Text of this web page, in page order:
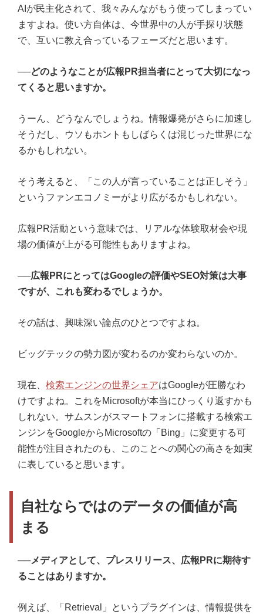
AIが民主化されて、我々みんながもう使ってしまってい
ますよね。使い方自体は、今世界中の人が手探り状態
で、互いに教え合っているフェーズだと思います。
──どのようなことが広報PR担当者にとって大切になっ
てくると思いますか。
うーん、どうなんでしょうね。情報爆発がさらに加速し
そうだし、ウソもホントもしばらくは混じった世界にな
るかもしれない。
そう考えると、「この人が言っていることは正しそう」
というファンエコノミーがより広がるかもしれない。
広報PR活動という意味では、リアルな体験取材会や現
場の価値が上がる可能性もありますよね。
──広報PRにとってはGoogleの評価やSEO対策は大事
ですが、これも変わるでしょうか。
その話は、興味深い論点のひとつですよね。
ビッグテックの勢力図が変わるのか変わらないのか。
現在、 検索エンジンの世界シェアはGoogleが圧勝なわ
けですよね。これをMicrosoftが本当にひっくり返すかも
しれない。サムスンがスマートフォンに搭載する検索エ
ンジンをGoogleからMicrosoftの「Bing」に変更する可
能性が注目されたのも、このことへの関心の高さを如実
に表していると思います。
自社ならではのデータの価値が高
まる
──メディアとして、プレスリリース、広報PRに期待す
ることはありますか。
例えば、「Retrieval」というプラグインは、情報提供を